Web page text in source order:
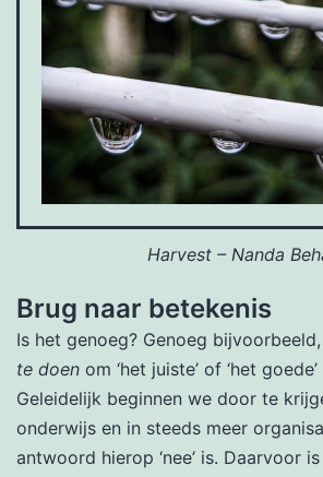
Harvest – Nanda
Brug naar betekenis
Is het genoeg? Genoeg
te doen om ‘het juiste’ of ‘het
Geleidelijk beginnen we door te
onderwijs en in steeds meer
antwoord hierop ‘nee’ is. Daarvoor